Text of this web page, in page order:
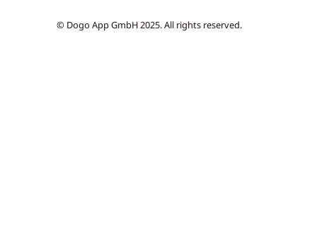
© Dogo App GmbH 2025. All rights reserved.